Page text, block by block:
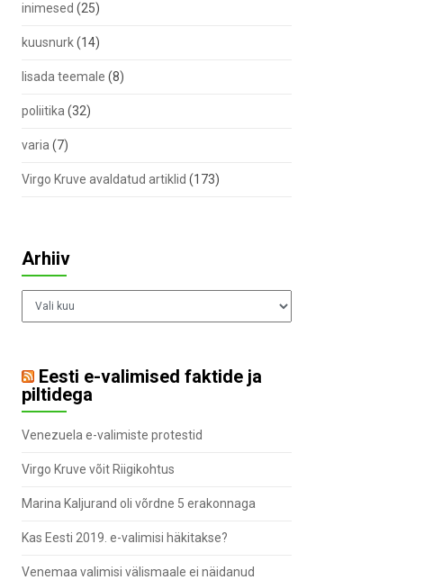
inimesed (25)
kuusnurk(14)
lisada teemale (8)
poliitika (32)
varia (7)
Virgo Kruve avaldatud artiklid (173)
Arhiiv
Arhiiv
Eesti e-valimised faktide ja
piltidega
Venezuela e-valimiste protestid
Virgo Kruve võit Riigikohtus
Marina Kaljurand oli võrdne 5 erakonnaga
Kas Eesti 2019. e-valimisi häkitakse?
Venemaa valimisi välismaale ei näidanud